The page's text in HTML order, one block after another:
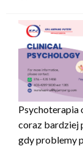
Psychoterapia
coraz bardziej
gdy problemy